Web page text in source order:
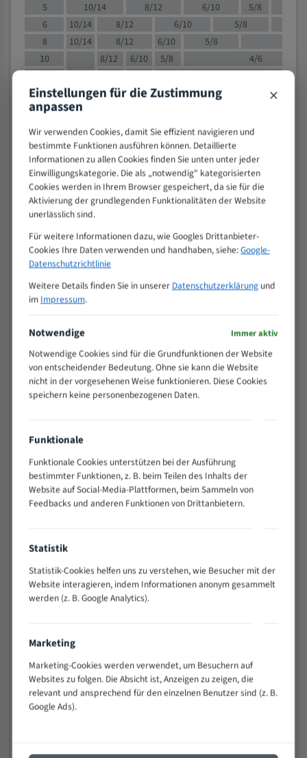
5
10/14 8/12 6/10
5/8
6
10/14 8/12 6/10
5/8
8
10/14 8/12 6/10 5/8
10
8/12 6/10 5/8
4/6
15
8/12 6/10
4/5
20
30
4/5
50
80
> 100
VOLLMATERIAL
M (mm)
Zoll (ZpZ))
>
25
10/14
15 - 40
8/12
25 - 50
80 - 180
3/4
130 -
350
2/3
200 -
> 500
0,75/1,25
Vorteile:
Widerstandsfähig gegen Zahnbruch auch bei
schwierigen Werkstücken (Materialmischung,
wechselnde Verbindungslängen)
Sehr geringe Vibration
Technische Beschreibung:
Positiver Spanwinkel
Bandkörper aus hochlegiertem Federstahl
Einstellungen für die Zustimmung
anpassen ×
Wir verwenden Cookies, damit Sie effizient navigieren und
bestimmte Funktionen ausführen können. Detaillierte
Informationen zu allen Cookies finden Sie unten unter jeder
Einwilligungskategorie. Die als „notwendig" kategorisierten
Cookies werden in Ihrem Browser gespeichert, da sie für die
Aktivierung der grundlegenden Funktionalitäten der Website
unerlässlich sind.
Für weitere Informationen dazu, wie Googles Drittanbieter-
Cookies Ihre Daten verwenden und handhaben, siehe:Google-
Datenschutzrichtlinie
Weitere Details finden Sie in unserer Datenschutzerklärungund
im Impressum.
Notwendige Immer aktiv
Notwendige Cookies sind für die Grundfunktionen der Website
von entscheidender Bedeutung. Ohne sie kann die Website
nicht in der vorgesehenen Weise funktionieren. Diese Cookies
speichern keine personenbezogenen Daten.
Funktionale
Funktionale Cookies unterstützen bei der Ausführung
bestimmter Funktionen, z. B. beim Teilen des Inhalts der
Website auf Social-Media-Plattformen, beim Sammeln von
Feedbacks und anderen Funktionen von Drittanbietern.
Statistik
Statistik-Cookies helfen uns zu verstehen, wie Besucher mit der
Website interagieren, indem Informationen anonym gesammelt
werden (z. B. Google Analytics).
Marketing
Marketing-Cookies werden verwendet, um Besuchern auf
Websites zu folgen. Die Absicht ist, Anzeigen zu zeigen, die
relevant und ansprechend für den einzelnen Benutzer sind (z. B.
Google Ads).